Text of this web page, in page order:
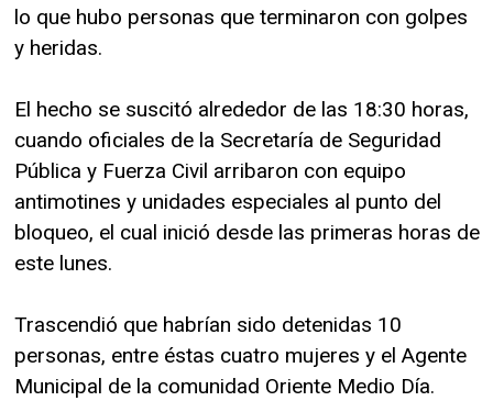
lo que hubo personas que terminaron con golpes
y heridas.
El hecho se suscitó alrededor de las 18:30 horas,
cuando oficiales de la Secretaría de Seguridad
Pública y Fuerza Civil arribaron con equipo
antimotines y unidades especiales al punto del
bloqueo, el cual inició desde las primeras horas de
este lunes.
Trascendió que habrían sido detenidas 10
personas, entre éstas cuatro mujeres y el Agente
Municipal de la comunidad Oriente Medio Día.